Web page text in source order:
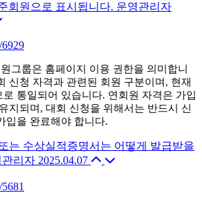
회원으로 표시됩니다. 운영관리자
그룹은 홈페이지 이용 권한을 의미합니
신청 자격과 관련된 회원 구분이며, 현재
로 통일되어 있습니다. 연회원 자격은 가입
지되며, 대회 신청을 위해서는 반드시 신
입을 완료해야 합니다.
는 수상실적증명서는 어떻게 발급받을
관리자 2025.04.07